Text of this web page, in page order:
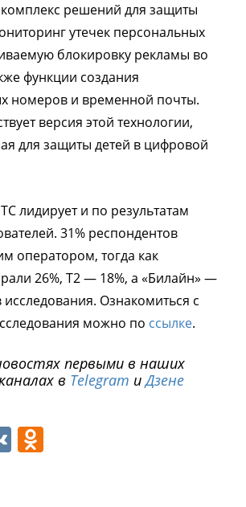
решений для защиты
утечек персональных
блокировку рекламы во
функции создания
номеров и временной почты.
версия этой технологии,
для защиты детей в цифровой
лидирует и по результатам
31% респондентов
оператором, тогда как
26%, Т2 — 18%, а «Билайн» —
исследования. Ознакомиться с
можно по ссылке.
первыми в наших
в Telegram иДзене
VK